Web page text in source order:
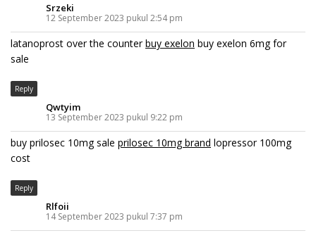
Srzeki
12 September 2023 pukul 2:54 pm
latanoprost over the counterbuy exelon buy exelon 6mg for
sale
Reply
Qwtyim
13 September 2023 pukul 9:22 pm
buy prilosec 10mg sale prilosec 10mg brand lopressor 100mg
cost
Reply
Rlfoii
14 September 2023 pukul 7:37 pm